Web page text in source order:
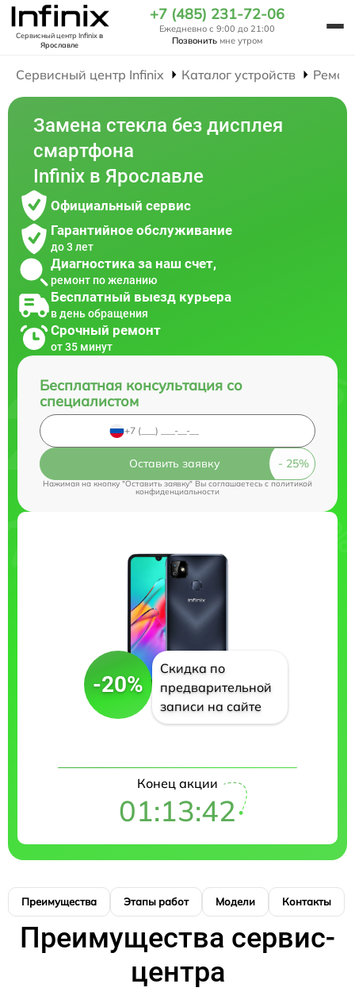
Сервисный центр Infinixв
Ярославле
+7 (485) 231-72-06
Ежедневно с 9:00 до 21:00
Позвонить мне утром
Сервисный центр Infinix Каталог устройств
Замена стекла без дисплея
смартфона
Infinix в Ярославле
Официальный сервис
Гарантийное обслуживание
до 3 лет
Диагностика за наш счет,
ремонт по желанию
Бесплатный выезд курьера
в день обращения
Срочный ремонт
от 35 минут
Бесплатная консультация со
специалистом
Оставить заявку
Нажимая на кнопку "Оставить заявку" Вы соглашаетесь cполитикой
конфиденциальности
-20%
Скидка по
предварительной
записи на сайте
Конец акции
01:13:41
Преимущества Этапы работ Модели Контакты
Преимущества сервис-
центра